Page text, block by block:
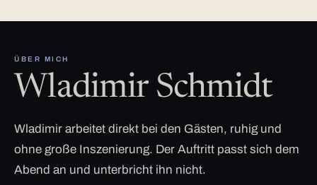
ÜBER MICH
Wladimir Schmidt
Wladimir arbeitet direkt bei den Gästen, ruhig und
ohne große Inszenierung. Der Auftritt passt sich dem
Abend an und unterbricht ihn nicht.